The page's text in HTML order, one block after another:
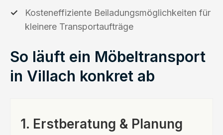
Kosteneffiziente Beiladungsmöglichkeiten für
kleinere Transportaufträge
So läuft ein Möbeltransport
in Villach konkret ab
1. Erstberatung & Planung